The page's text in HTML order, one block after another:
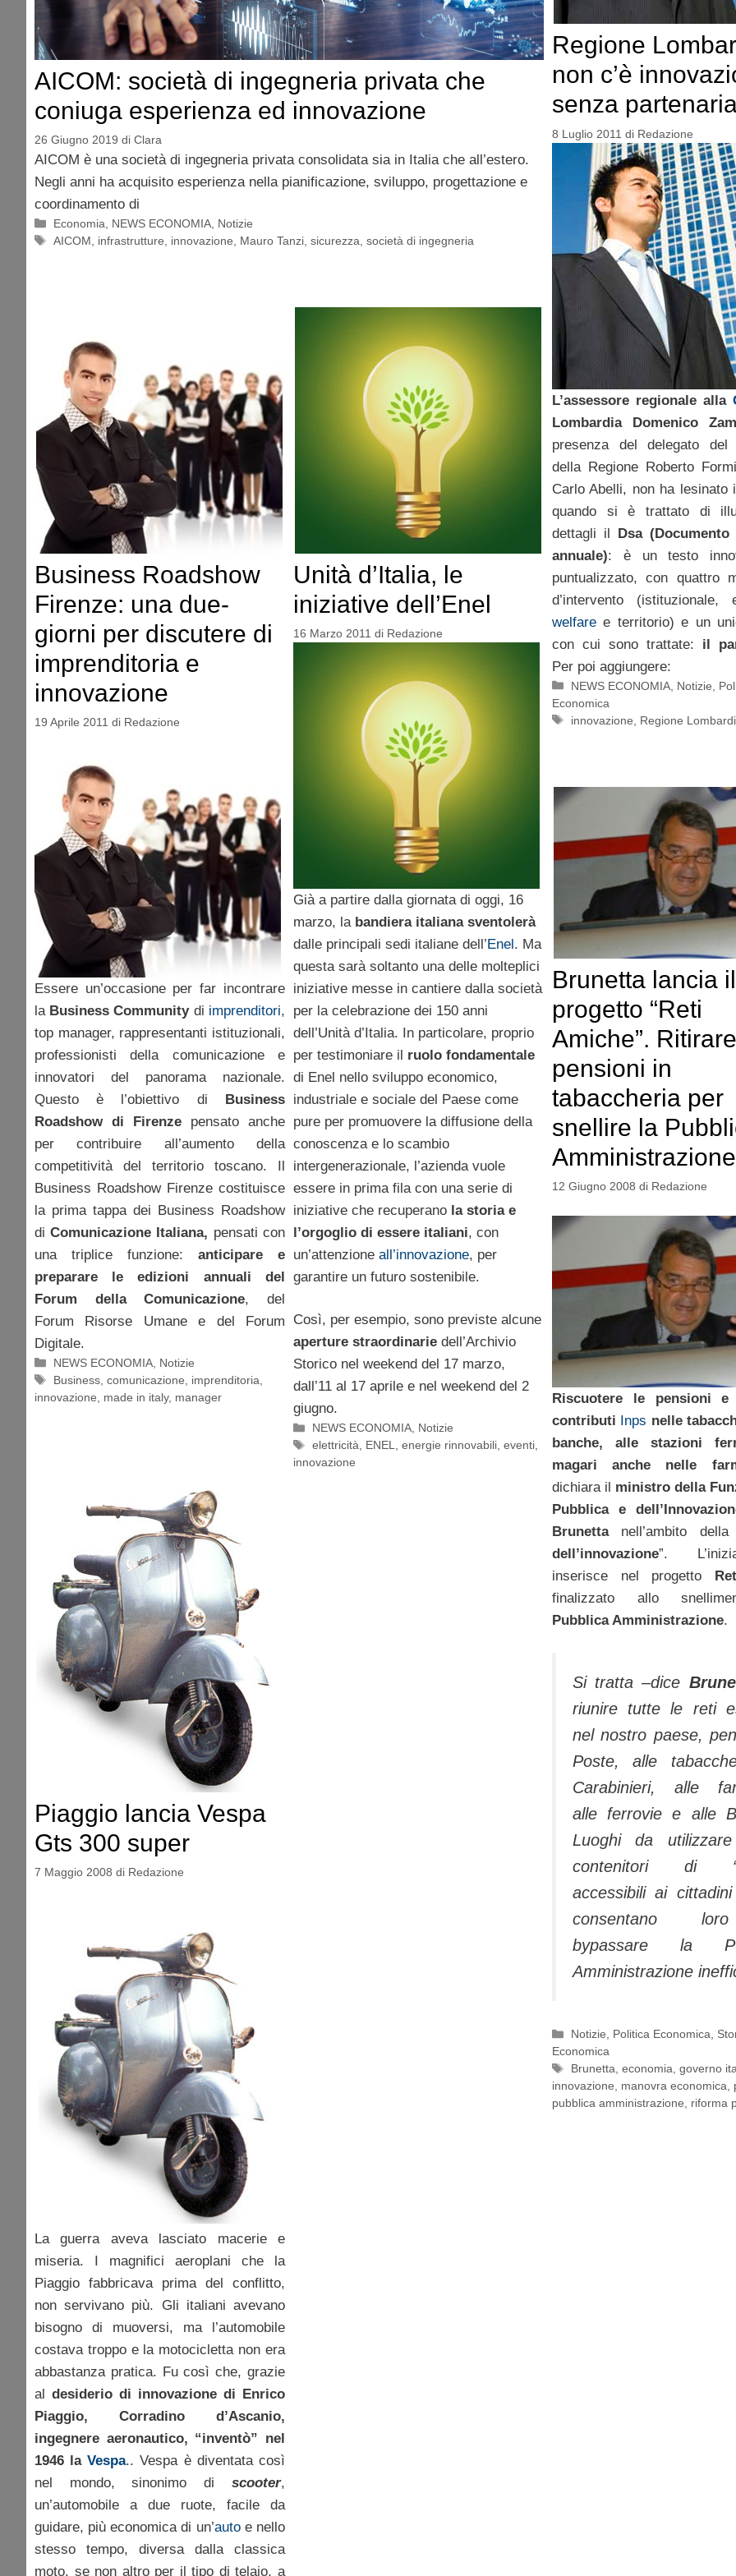
AICOM: società di ingegneria privata che
coniuga esperienza ed innovazione
26 Giugno 2019 di Clara
AICOM è una società di ingegneria privata consolidata sia in Italia che all’estero.
Negli anni ha acquisito esperienza nella pianificazione, sviluppo, progettazione e
coordinamento di
Categorie
Economia NEWS ECONOMIA Notizie
Tag
AICOM infrastrutture innovazione Mauro Tanzi ,sicurezza ,società di ingegneria
Regione
non c’è
senza
8 Luglio 2011 di Redazione
L’assessore regionale alla
Lombardia Domenico
presenza del delegato del
della Regione Roberto
Carlo Abelli, non ha lesinato
quando si è trattato di
dettagli il Dsa
annuale): è un testo
puntualizzato, con quattro
d’intervento (istituzionale,
welfaree territorio) e un
con cui sono trattate: il
Per poi aggiungere:
Categorie
NEWS ECONOMIA Notizie
Economica
Tag
innovazione Regione
Business Roadshow
Firenze: una due-
giorni per discutere di
imprenditoria e
innovazione
19 Aprile 2011 di Redazione
Essere un’occasione per far incontrare
la Business Communitydi imprenditori,
top manager, rappresentanti istituzionali,
professionisti della comunicazione e
innovatori del panorama nazionale.
Questo è l’obiettivo di Business
Roadshow di Firenze pensato anche
per contribuire all’aumento della
competitività del territorio toscano. Il
Business Roadshow Firenze costituisce
la prima tappa dei Business Roadshow
diComunicazione Italiana, pensati con
una triplice funzione: anticipare e
preparare le edizioni annuali del
Forum della Comunicazione, del
Forum Risorse Umane e del Forum
Digitale.
Categorie
NEWS ECONOMIA Notizie
Tag
Business ,comunicazione imprenditoria
innovazione
made in italy, manager
Unità d’Italia, le
iniziative dell’Enel
16 Marzo 2011 di Redazione
Già a partire dalla giornata di oggi, 16
marzo, la bandiera italiana sventolerà
dalle principali sedi italiane dell’Enel. Ma
questa sarà soltanto una delle molteplici
iniziative messe in cantiere dalla società
per la celebrazione dei 150 anni
dell’Unità d’Italia. In particolare, proprio
per testimoniare il ruolo fondamentale
di Enel nello sviluppo economico,
industriale e sociale del Paese come
pure per promuovere la diffusione della
conoscenza e lo scambio
intergenerazionale, l’azienda vuole
essere in prima fila con una serie di
iniziative che recuperano la storia e
l’orgoglio di essere italiani, con
un’attenzione all’innovazione, per
garantire un futuro sostenibile.
Così, per esempio, sono previste alcune
aperture straordinariedell’Archivio
Storico nel weekend del 17 marzo,
dall’11 al 17 aprile e nel weekend del 2
giugno.
Categorie
NEWS ECONOMIA, Notizie
Tag
elettricità, ENEL,energie rinnovabili,eventi,
innovazione
Brunetta lancia il
progetto “Reti
Amiche”.
pensioni in
tabaccheria per
snellire la
Amministrazione
12 Giugno 2008 di Redazione
Riscuotere le pensioni
contributi
Inps nelle
banche, alle stazioni
magari anche nelle
dichiara il ministro della
Pubblica e
Brunettanell’ambito della
dell’innovazione”.
inserisce nel progetto
finalizzato allo
Pubblica Amministrazione.
Si tratta –dice
riunire tutte le reti
nel nostro paese,
Poste, alle
Carabinieri, alle
alle ferrovie e alle
Luoghi da
contenitori di
accessibili ai
consentano
bypassare la
Amministrazione
Categorie
Notizie, Politica Economica,
Economica
Tag
Brunetta,economia,governo
innovazione, manovra economica,
pubblica amministrazione, riforma
Piaggio lancia Vespa
Gts 300 super
7 Maggio 2008 di Redazione
La guerra aveva lasciato macerie e
miseria. I magnifici aeroplani che la
Piaggio fabbricava prima del conflitto,
non servivano più. Gli italiani avevano
bisogno di muoversi, ma l’automobile
costava troppo e la motocicletta non era
abbastanza pratica. Fu così che, grazie
al desiderio di innovazione di Enrico
Piaggio, Corradino d’Ascanio,
ingegnere aeronautico, “inventò” nel
1946 laVespa.. Vespa è diventata così
nel mondo, sinonimo di scooter,
un’automobile a due ruote, facile da
guidare, più economica di un’auto e nello
stesso tempo, diversa dalla classica
moto, se non altro per il tipo di telaio, a